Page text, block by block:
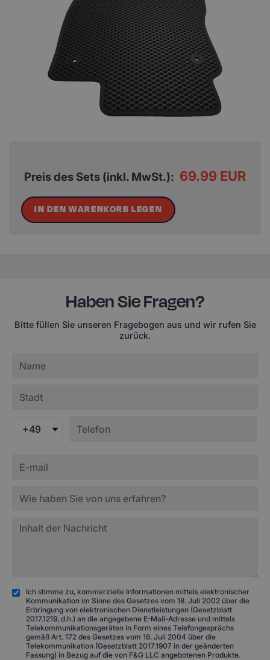
Preis des Sets (inkl. MwSt.): 69.99 EUR
IN DEN WARENKORB LEGEN
Haben Sie Fragen?
Bitte füllen Sie unseren Fragebogen aus und wir rufen Sie
zurück.
+49
Ich stimme zu, kommerzielle Informationen mittels elektronischer
Kommunikation im Sinne des Gesetzes vom 18. Juli 2002 über die
Erbringung von elektronischen Dienstleistungen (Gesetzblatt
2017.1219, d.h.) an die angegebene E-Mail-Adresse und mittels
Telekommunikationsgeräten in Form eines Telefongesprächs
gemäß Art. 172 des Gesetzes vom 16. Juli 2004 über die
Telekommunikation (Gesetzblatt 2017.1907 in der geänderten
Fassung) in Bezug auf die von F&G LLC angebotenen Produkte.